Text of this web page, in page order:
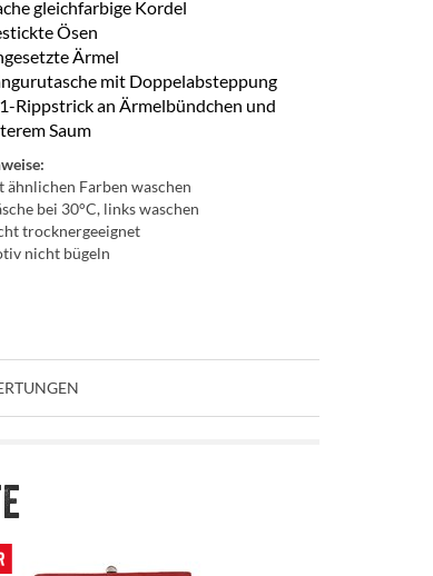
gleichfarbige Kordel
Ösen
Ärmel
mit Doppelabsteppung
Rippstrick an Ärmelbündchen und
Saum
ähnlichen Farben waschen
bei 30°C, links waschen
trocknergeeignet
nicht bügeln